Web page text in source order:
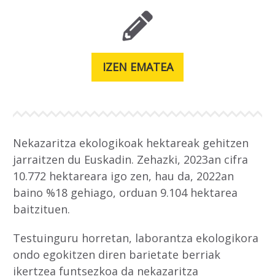
IZEN EMATEA
Nekazaritza ekologikoak hektareak gehitzen
jarraitzen du Euskadin. Zehazki, 2023an cifra
10.772 hektareara igo zen, hau da, 2022an
baino %18 gehiago, orduan 9.104 hektarea
baitzituen.
Testuinguru horretan, laborantza ekologikora
ondo egokitzen diren barietate berriak
ikertzea funtsezkoa da nekazaritza